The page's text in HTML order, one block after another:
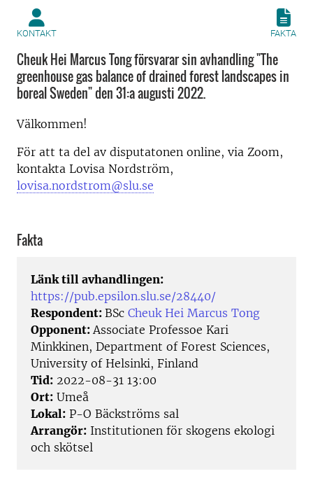
KONTAKT FAKTA
Cheuk Hei Marcus Tong försvarar sin avhandling "The
greenhouse gas balance of drained forest landscapes in
boreal Sweden" den 31:a augusti 2022.
Välkommen!
För att ta del av disputatonen online, via Zoom,
kontakta Lovisa Nordström,
lovisa.nordstrom@slu.se
Fakta
Länk till avhandlingen:
https://pub.epsilon.slu.se/28440/
Respondent: BSc Cheuk Hei Marcus Tong
Opponent:Associate Professoe Kari
Minkkinen, Department of Forest Sciences,
University of Helsinki, Finland
Tid: 2022-08-31 13:00
Ort: Umeå
Lokal: P-O Bäckströms sal
Arrangör: Institutionen för skogens ekologi
och skötsel